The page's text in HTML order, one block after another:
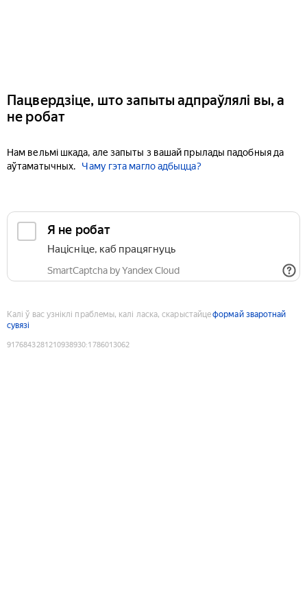
Пацвердзіце, што запыты адпраўлялі вы, а
не робат
Нам вельмі шкада, але запыты з вашай прылады падобныя да
аўтаматычных.
Чаму гэта магло адбыцца?
Я не робат
Націсніце, каб працягнуць
SmartCaptcha by Yandex Cloud
Калі ў вас узніклі праблемы, калі ласка, скарыстайцеформай зваротнай
сувязі
9176843281210938930:1786013062